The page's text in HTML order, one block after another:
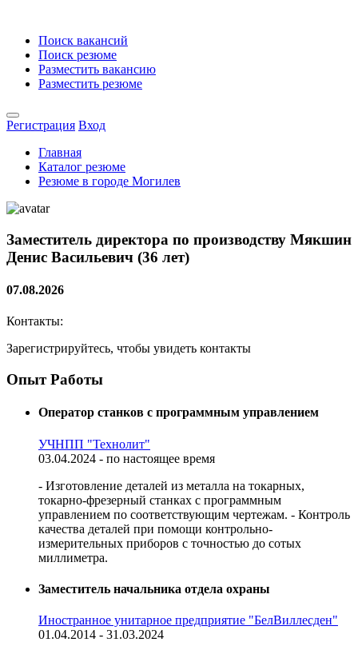
Поиск вакансий
Поиск резюме
Разместить вакансию
Разместить резюме
Регистрация Вход
Главная
Каталог резюме
Резюме в городе Могилев
Заместитель директора по производству Мякшин
Денис Васильевич (36 лет)
07.08.2026
Контакты:
Зарегистрируйтесь, чтобы увидеть контакты
Опыт Работы
Оператор станков с программным управлением
УЧНПП "Технолит"
03.04.2024 - по настоящее время
- Изготовление деталей из металла на токарных,
токарно-фрезерный станках с программным
управлением по соответствующим чертежам. - Контроль
качества деталей при помощи контрольно-
измерительных приборов с точностью до сотых
миллиметра.
Заместитель начальника отдела охраны
Иностранное унитарное предприятие "БелВиллесден"
01.04.2014 - 31.03.2024